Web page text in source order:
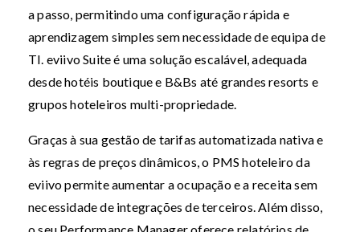
a passo, permitindo uma configuração rápida e
aprendizagem simples sem necessidade de equipa de
TI. eviivo Suite é uma solução escalável, adequada
desde hotéis boutique e B&Bs até grandes resorts e
grupos hoteleiros multi-propriedade.
Graças à sua gestão de tarifas automatizada nativa e
às regras de preços dinâmicos, o PMS hoteleiro da
eviivo permite aumentar a ocupação e a receita sem
necessidade de integrações de terceiros. Além disso,